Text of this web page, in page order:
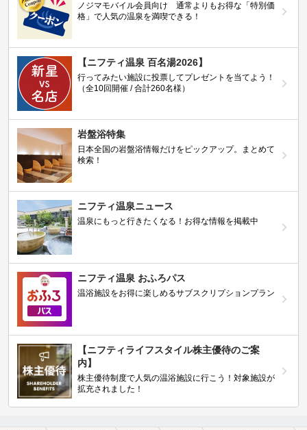
ノジマモバイル会員向け 通常よりもお得な「特別価
格」で人気の温泉を満喫できる！
【ニフティ温泉 百名湯2026】
行ってみたい施設に投票してプレゼントを当てよう！
（全10回開催 / 合計260名様）
岩盤浴特集
日本全国の岩盤浴情報だけをピックアップ。まとめて
検索！
ニフティ温泉ニュース
温泉にもっと行きたくなる！お得な情報を掲載中
ニフティ温泉 おふろパス
温浴施設をお得に楽しめるサブスクリプションプラン
【ニフティライフスタイル株主優待のご案
内】
株主優待制度で人気の温浴施設に行こう！対象施設が
拡充されました！